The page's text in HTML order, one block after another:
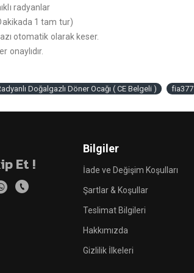
radyanlar
1 tam tur)
otomatik olarak keser.
onaylıdır.
Doğalgazlı Döner Ocağı ( CE Belgeli ) fia377
Et !
Bilgiler
İade ve Değişim Koşulları
Şartlar & Koşullar
Teslimat Bilgileri
Hakkımızda
Gizlilik İlkeleri